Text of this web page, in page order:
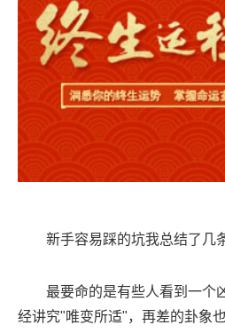
新手容易踩的坑我总结了几
最要命的是有些人看到一个
经讲究"唯变所适"，再差的卦象